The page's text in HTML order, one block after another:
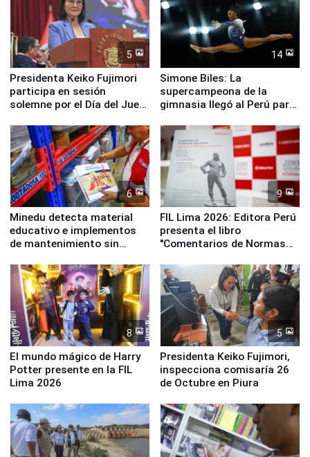
5
Presidenta Keiko Fujimori
participa en sesión
solemne por el Día del Juez
14
Simone Biles: La
supercampeona de la
gimnasia llegó al Perú para
Panamericanos Lima 2027
6
Minedu detecta material
educativo e implementos
de mantenimiento sin
la UGEL 2
9
FIL Lima 2026: Editora Perú
presenta el libro
"Comentarios de Normas
Derecho Colectivo"
8
El mundo mágico de Harry
Potter presente en la FIL
Lima 2026
5
Presidenta Keiko Fujimori,
inspecciona comisaría 26
de Octubre en Piura